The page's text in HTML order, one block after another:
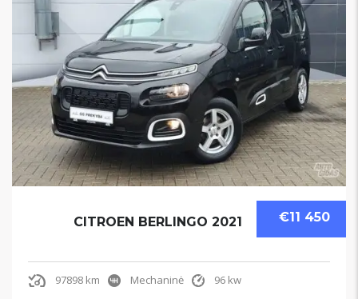
€11 450
CITROEN BERLINGO 2021
97898 km Mechaninė 96 kw